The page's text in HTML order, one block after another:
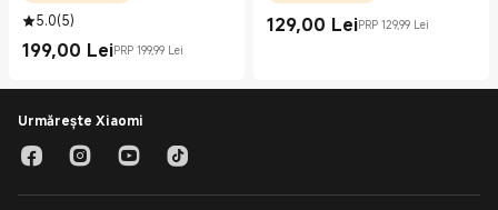
5.0(5)
199,00 Lei
Current Price Lei199.00PRP 199,99 Lei
Preț de comercializare 199,99 Lei
129,00 Lei
Current Price Lei129.00PRP 129,99 Lei
Preț de comercializare 129,99 Lei
Urmărește Xiaomi